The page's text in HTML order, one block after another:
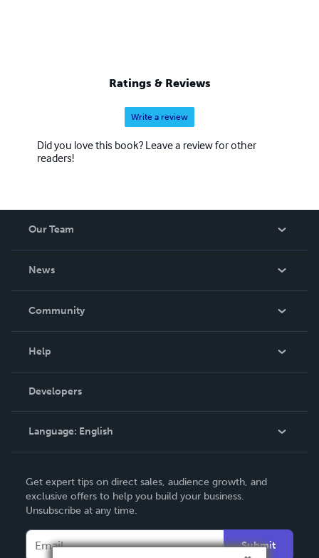
Ratings & Reviews
Write a review
Did you love this book? Leave a review for other
readers!
Our Team
News
In The News
Community
Podcast
Help
Order Lookup
Knowledge Base
Contact Support
Developers
Language: English
Deutsch
Français
Italiano
Get expert tips on direct sales, audience growth, and
exclusive offers to help you build your business.
Unsubscribe at any time.
Submit